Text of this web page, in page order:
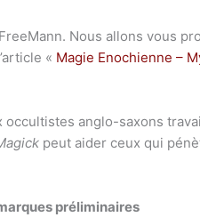
Nous allons vous
« Magie Enochienne –
anglo-saxons
peut aider ceux qui
préliminaires